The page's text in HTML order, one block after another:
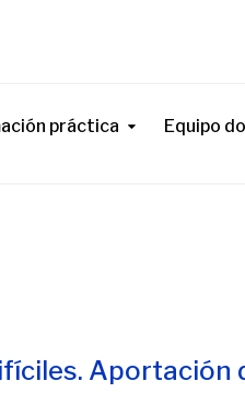
práctica Equipo
Aportación